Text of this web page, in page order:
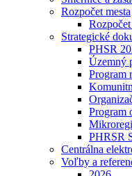
Rozpočet mesta
Strategické
PHSR
Územný
Program
Program
PHRSR
Centrálna
Voľby a